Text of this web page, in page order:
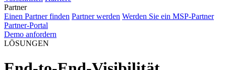
Partner
Einen Partner finden Partner werden Werden Sie ein MSP-Partner
Partner-Portal
Demo anfordern
LÖSUNGEN